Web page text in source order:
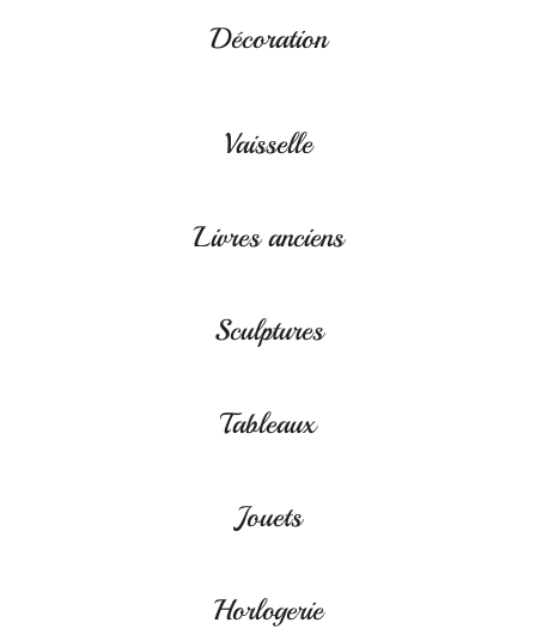
Décoration
Vaisselle
Livres anciens
Sculptures
Tableaux
Jouets
Horlogerie